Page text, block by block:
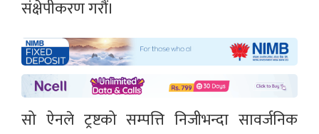
संक्षेपीकरण गरौं।
सो ऐनले ट्रष्टको सम्पत्ति निजीभन्दा सावर्जनिक